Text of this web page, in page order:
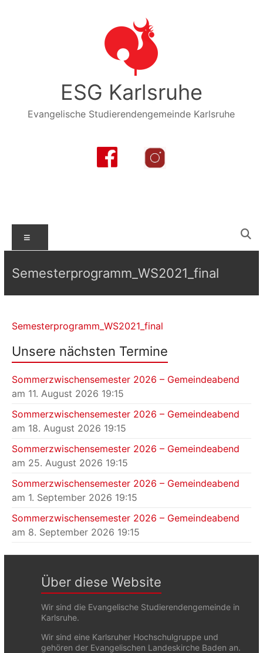
ESG Karlsruhe
Evangelische Studierendengemeinde Karlsruhe
Semesterprogramm_WS2021_final
Semesterprogramm_WS2021_final
Unsere nächsten Termine
Sommerzwischensemester 2026 – Gemeindeabend
am 11. August 2026 19:15
Sommerzwischensemester 2026 – Gemeindeabend
am 18. August 2026 19:15
Sommerzwischensemester 2026 – Gemeindeabend
am 25. August 2026 19:15
Sommerzwischensemester 2026 – Gemeindeabend
am 1. September 2026 19:15
Sommerzwischensemester 2026 – Gemeindeabend
am 8. September 2026 19:15
Über diese Website
Wir sind die Evangelische Studierendengemeinde in
Karlsruhe.
Wir sind eine Karlsruher Hochschulgruppe und
gehören der Evangelischen Landeskirche Baden an.